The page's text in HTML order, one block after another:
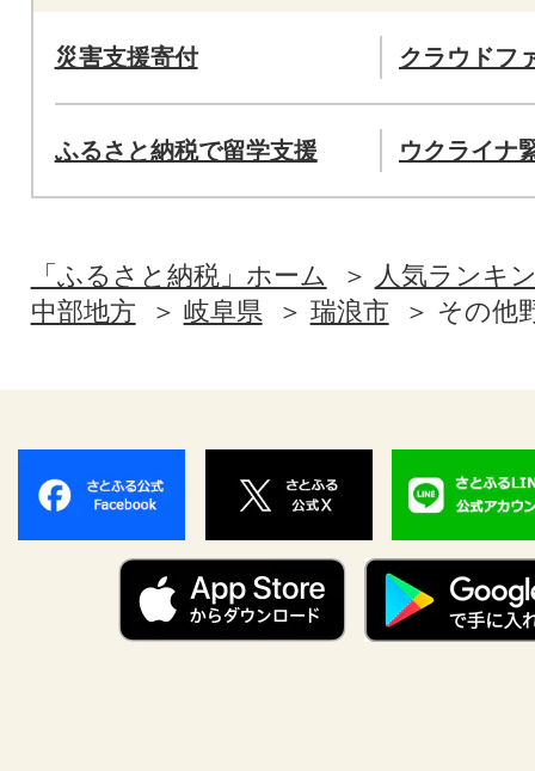
災害支援寄付 クラウドフ
ふるさと納税で留学支援 ウクライナ
「ふるさと納税」ホーム
人気ランキ
中部地方
岐阜県 瑞浪市 その他